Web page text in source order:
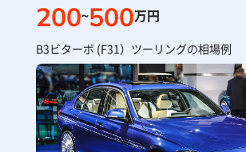
200~500万円
B3ビターボ (F31）ツーリングの相場例